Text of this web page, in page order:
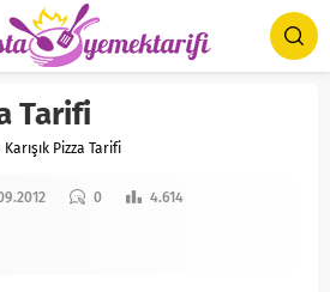
Tarifi
Karışık Pizza Tarifi
0 4.614